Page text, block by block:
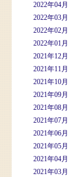
2022年04月
2022年03月
2022年02月
2022年01月
2021年12月
2021年11月
2021年10月
2021年09月
2021年08月
2021年07月
2021年06月
2021年05月
2021年04月
2021年03月